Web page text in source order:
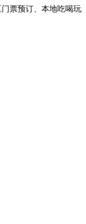
预订、本地吃喝玩乐